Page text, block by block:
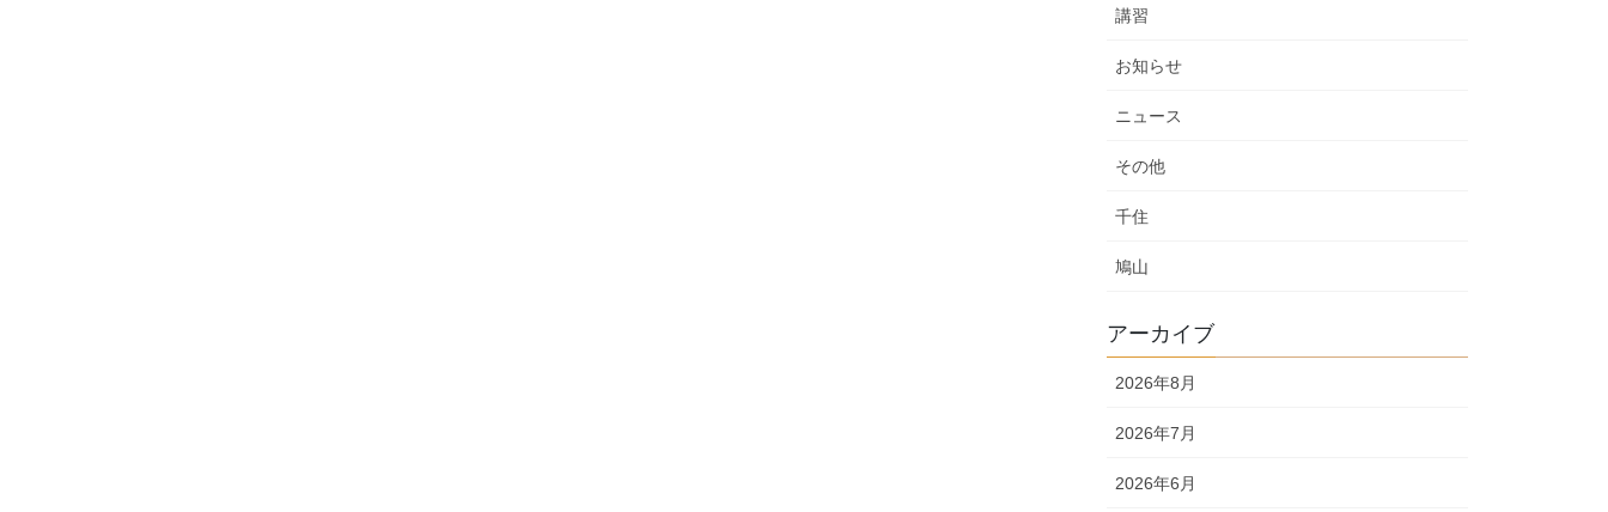
講習
お知らせ
ニュース
その他
千住
鳩山
アーカイブ
2026年8月
2026年7月
2026年6月